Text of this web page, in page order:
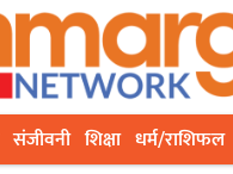
संजीवनी शिक्षा धर्म/राशिफल